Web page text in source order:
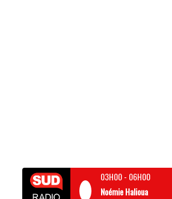
03H00- 06H00
Noémie Halioua